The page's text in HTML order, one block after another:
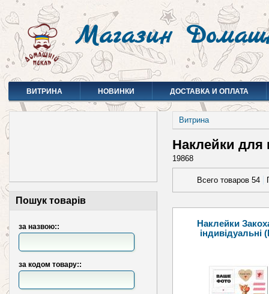
Магазин
ВИТРИНА НОВИНКИ ДОСТАВКА И ОПЛАТА
Пошук товарів
за назвою::
за кодом товару::
Витрина
Наклейки для
19868
Всего товаров 54
Наклейки
індивідуальні